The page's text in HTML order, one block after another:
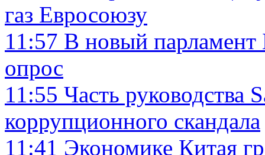
газ Евросоюзу
11:57 В новый парламент
опрос
11:55 Часть руководства
коррупционного скандала
11:41 Экономике Китая